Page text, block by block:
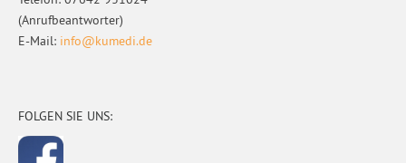
(Anrufbeantworter)
E-Mail: info@kumedi.de
FOLGEN SIE UNS: